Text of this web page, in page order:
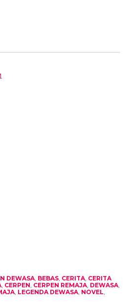
DEWASA, BEBAS, CERITA, CERITA
, CERPEN, CERPEN REMAJA, DEWASA,
, LEGENDA DEWASA, NOVEL,